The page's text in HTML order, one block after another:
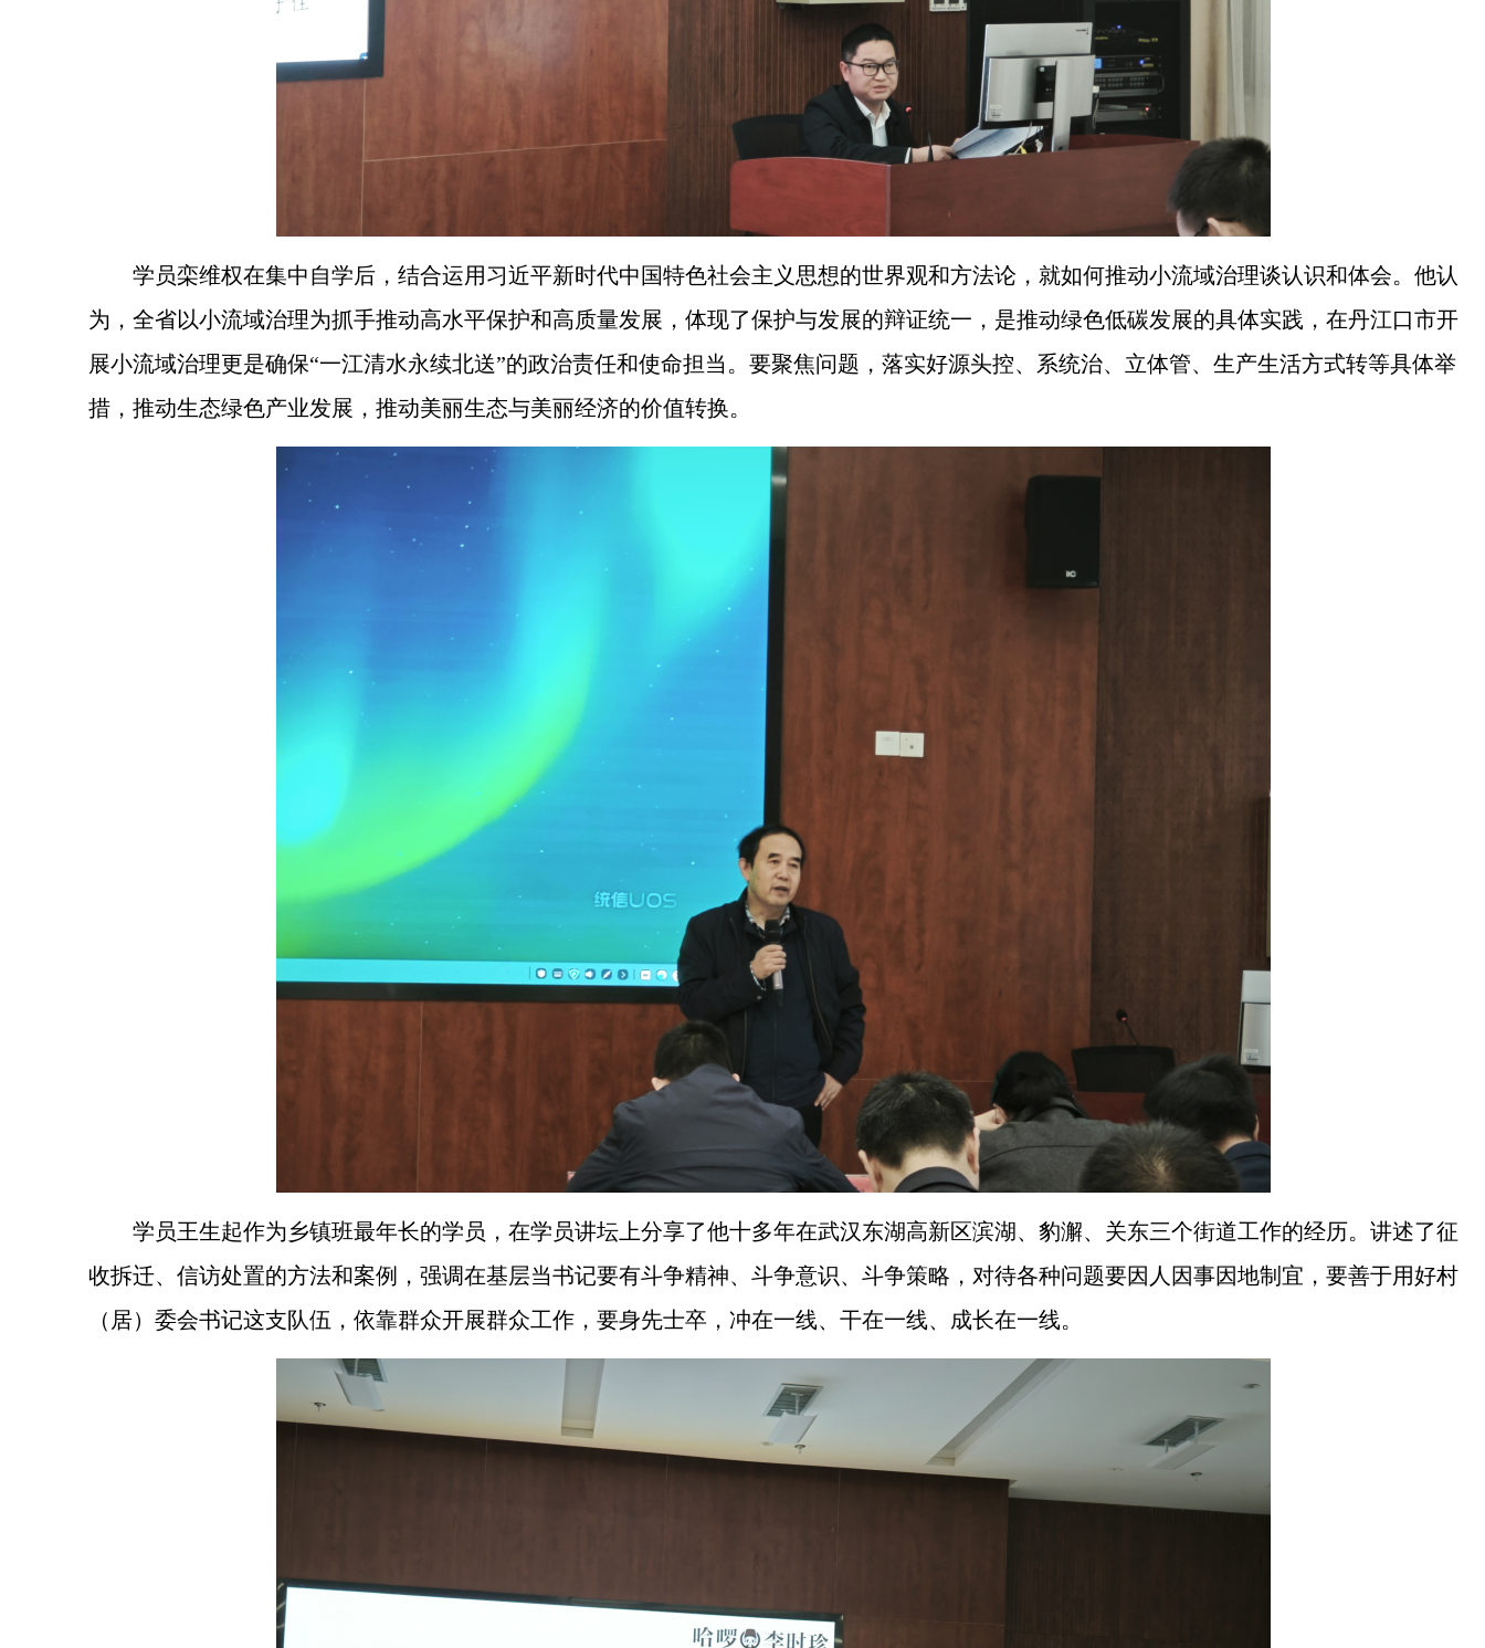
学员栾维权在集中自学后，结合运用习近平新时代中国特色社会主义思想的世界观和方法论，就如何推动小流域治理谈认识和体会。他认
为，全省以小流域治理为抓手推动高水平保护和高质量发展，体现了保护与发展的辩证统一，是推动绿色低碳发展的具体实践，在丹江口市开
展小流域治理更是确保“一江清水永续北送”的政治责任和使命担当。要聚焦问题，落实好源头控、系统治、立体管、生产生活方式转等具体举
措，推动生态绿色产业发展，推动美丽生态与美丽经济的价值转换。
学员王生起作为乡镇班最年长的学员，在学员讲坛上分享了他十多年在武汉东湖高新区滨湖、豹澥、关东三个街道工作的经历。讲述了征
收拆迁、信访处置的方法和案例，强调在基层当书记要有斗争精神、斗争意识、斗争策略，对待各种问题要因人因事因地制宜，要善于用好村
（居）委会书记这支队伍，依靠群众开展群众工作，要身先士卒，冲在一线、干在一线、成长在一线。